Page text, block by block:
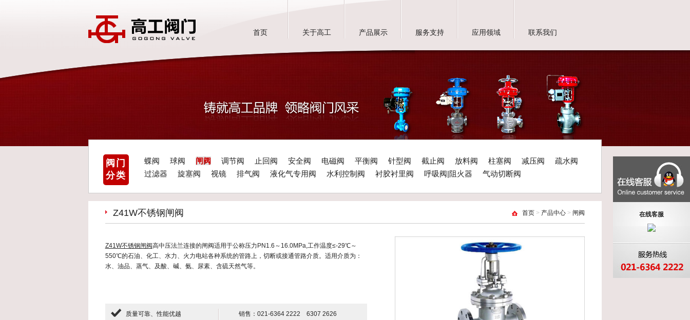
首页 关于高工 产品展示 服务支持 应用领域 联系我们
阀门
分类
蝶阀 球阀 闸阀 调节阀 止回阀 安全阀 电磁阀 平衡阀 针型阀 截止阀 放料阀 柱塞阀 减压阀
疏水阀
过滤器
旋塞阀 视镜 排气阀 液化气专用阀 水利控制阀 衬胶衬里阀 呼吸阀|阻火器 气动切断阀
Z41W不锈钢闸阀 首页 > 产品中心 > 闸阀
Z41W不锈钢闸阀高中压法兰连接的闸阀适用于公称压力PN1.6～16.0MPa,工作温度≤-29℃～
550℃的石油、化工、水力、火力电站各种系统的管路上，切断或接通管路介质。适用介质为：
水、油品、蒸气、及酸、碱、氨、尿素、含硫天然气等。
质量可靠、性能优越
销售：021-6364 2222 6307 2626
在线客服